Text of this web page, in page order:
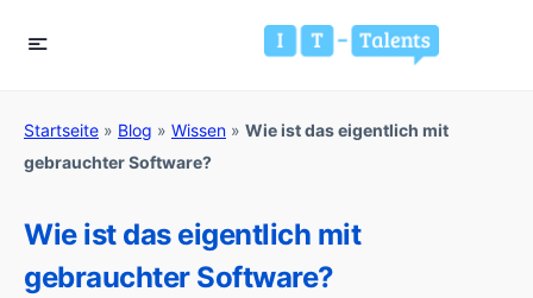
Startseite » Blog » Wissen » Wie ist das eigentlich mit
gebrauchter Software?
Wie ist das eigentlich mit
gebrauchter Software?